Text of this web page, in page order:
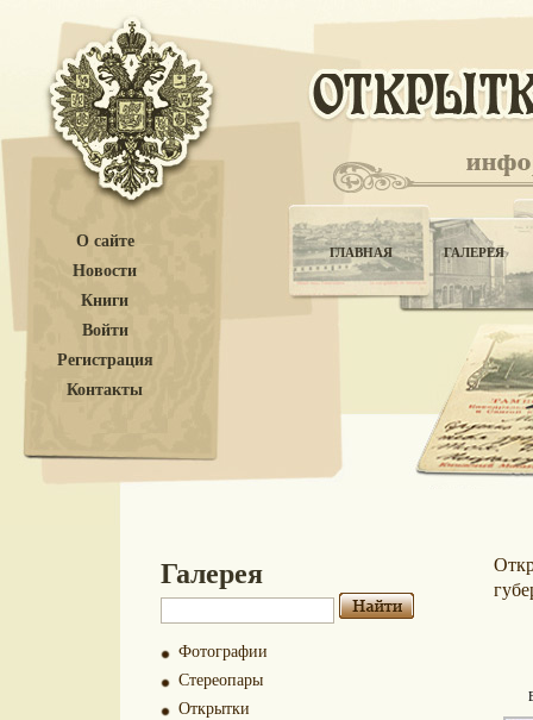
О сайте
Новости
Книги
Войти
Регистрация
Контакты
ГЛАВНАЯ ГАЛЕРЕЯ
Галерея
Фотографии
Стереопары
Открытки